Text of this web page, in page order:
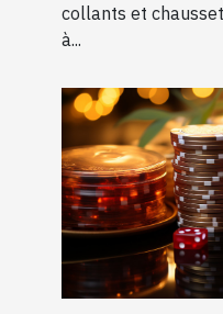
collants et
à...